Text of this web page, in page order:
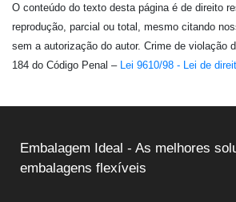
O conteúdo do texto desta página é de direito
reprodução, parcial ou total, mesmo citando
sem a autorização do autor. Crime de violação
184 do Código Penal –
Lei 9610/98 - Lei de
Embalagem Ideal - As melhores
embalagens flexíveis